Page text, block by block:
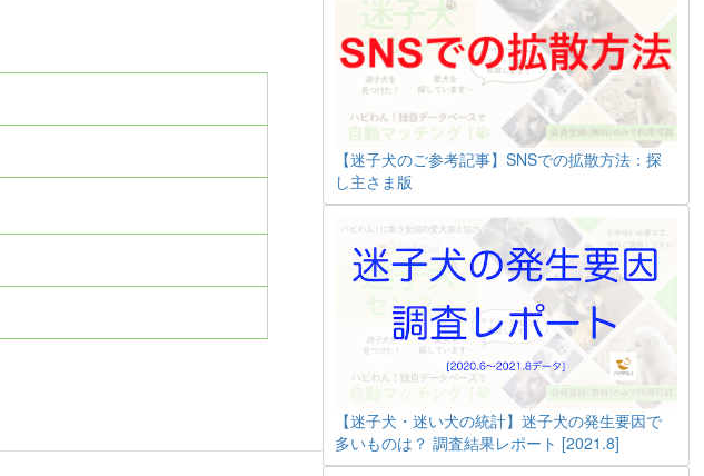
【迷子犬のご参考記事】SNSでの拡散方法：探
し主さま版
【迷子犬・迷い犬の統計】迷子犬の発生要因で
多いものは？ 調査結果レポート [2021.8]